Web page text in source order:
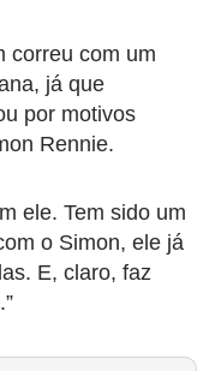
correu com um
já que
por motivos
Rennie.
ele. Tem sido um
o Simon, ele já
E, claro, faz